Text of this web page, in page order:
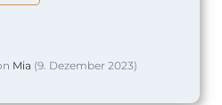
Mia (9. Dezember 2023)